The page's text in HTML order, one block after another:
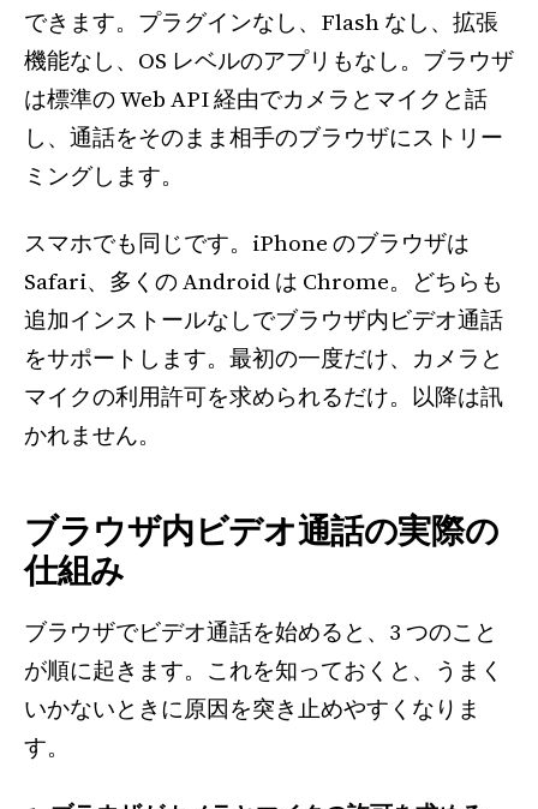
できます。プラグインなし、Flash なし、拡張
機能なし、OS レベルのアプリもなし。ブラウザ
は標準の Web API 経由でカメラとマイクと話
し、通話をそのまま相手のブラウザにストリー
ミングします。
スマホでも同じです。iPhone のブラウザは
Safari、多くの Android は Chrome。どちらも
追加インストールなしでブラウザ内ビデオ通話
をサポートします。最初の一度だけ、カメラと
マイクの利用許可を求められるだけ。以降は訊
かれません。
ブラウザ内ビデオ通話の実際の
仕組み
ブラウザでビデオ通話を始めると、3 つのこと
が順に起きます。これを知っておくと、うまく
いかないときに原因を突き止めやすくなりま
す。